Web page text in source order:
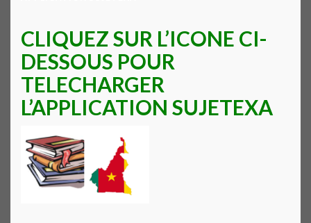
CLIQUEZ SUR L’ICONE CI-
DESSOUS POUR
TELECHARGER
L’APPLICATION SUJETEXA